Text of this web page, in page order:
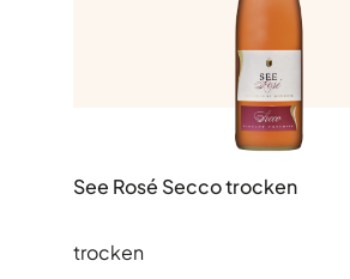
See Rosé Secco trocken
trocken